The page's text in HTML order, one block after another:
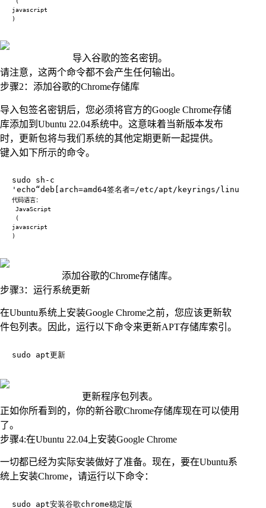
导入谷歌的签名密钥。
请注意，这两个命令都不会产生任何输出。
步骤2：添加谷歌的Chrome存储库
导入包签名密钥后，您必须将官方的Google Chrome存储
库添加到Ubuntu 22.04系统中。这意味着当新版本发布
时，更新包将与我们系统的其他定期更新一起提供。
键入如下所示的命令。
添加谷歌的Chrome存储库。
步骤3：运行系统更新
在Ubuntu系统上安装Google Chrome之前，您应该更新软
件包列表。因此，运行以下命令来更新APT存储库索引。
更新程序包列表。
正如你所看到的，你的新谷歌Chrome存储库现在可以使用
了。
步骤4:在Ubuntu 22.04上安装Google Chrome
一切都已经为实际安装做好了准备。现在，要在Ubuntu系
统上安装Chrome，请运行以下命令：